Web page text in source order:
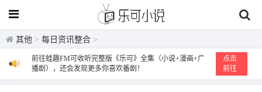
其他 > 每日资讯整合 >
前往蛙趣FM可收听完整版《乐可》全集（小说+漫画+广
播剧），还会发现更多你喜欢番剧！
点击
前往